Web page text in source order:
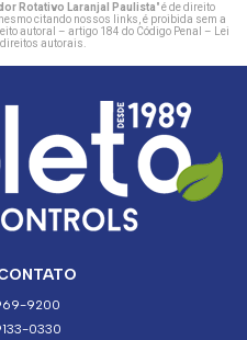
Rotativo Laranjal Paulista" é de direito
citando nossos links, é proibida sem a
autoral – artigo 184 do Código Penal –
Lei
autorais
9200
0330